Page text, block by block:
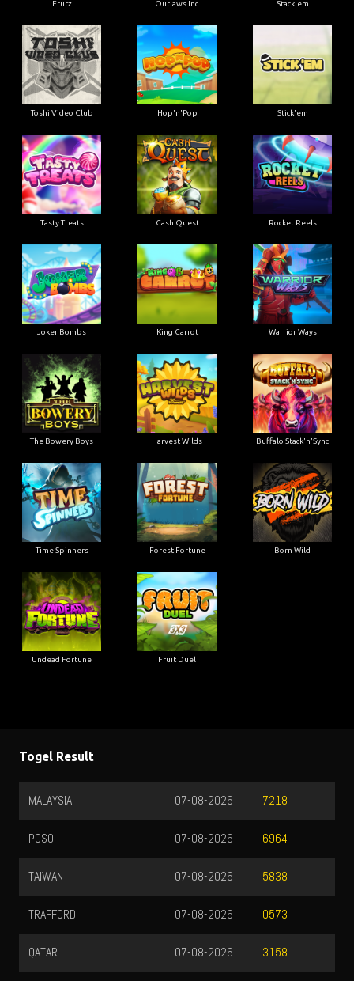
Frutz Outlaws Inc. Stack'em
Toshi Video Club Hop'n'Pop Stick'em
Tasty Treats Cash Quest Rocket Reels
Joker Bombs King Carrot Warrior Ways
The Bowery Boys Harvest Wilds Buffalo Stack'n'Sync
Time Spinners Forest Fortune Born Wild
Undead Fortune Fruit Duel
Togel Result
MALAYSIA 7218
07-08-2026
PCSO 6964
07-08-2026
TAIWAN 5838
07-08-2026
TRAFFORD 0573
07-08-2026
QATAR 3158
07-08-2026